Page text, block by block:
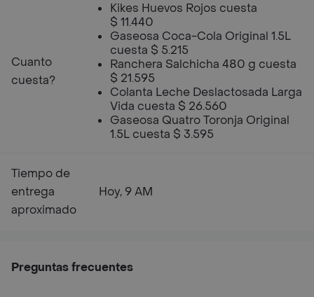
Cuanto
cuesta?
Kikes Huevos Rojos cuesta
$ 11.440
Gaseosa Coca-Cola Original 1.5L
cuesta $ 5.215
Ranchera Salchicha 480 g cuesta
$ 21.595
Colanta Leche Deslactosada Larga
Vida cuesta $ 26.560
Gaseosa Quatro Toronja Original
1.5L cuesta $ 3.595
Tiempo de
entrega
aproximado
Hoy, 9 AM
Preguntas frecuentes